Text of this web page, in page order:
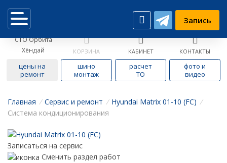
Запись
СТО Орбита
Хёндай
КОРЗИНА КАБИНЕТ КОНТАКТЫ
цены на
ремонт
шино
монтаж
расчет
ТО
фото и
видео
Главная / Cервис и ремонт / Hyundai Matrix 01-10 (FC) /
Система кондиционирования
Записаться на сервис
Сменить раздел работ